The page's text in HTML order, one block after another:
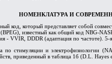
НОМЕНКЛАТУРА И
код, который представляет собой
известный как общий код NBG-
VVIR, DDDR (адаптация по частоте). 5-я
по стимуляции и электрофизиологии
приведенный в таблица 1б (D.L. Hayes